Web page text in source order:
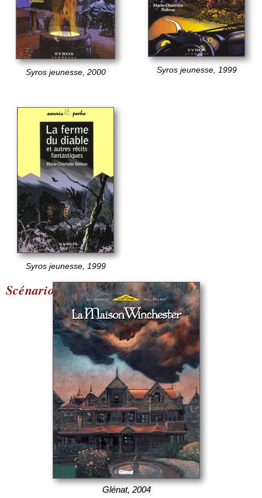
Syros jeunesse, 2000 Syros jeunesse, 1999
Syros jeunesse, 1999
Scénarios de bande dessinée
Glénat, 2004